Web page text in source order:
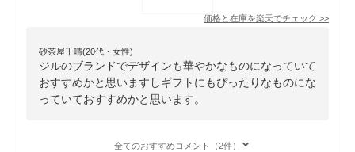
価格と在庫を楽天でチェック >>
砂茶屋千晴(20代・女性)
ジルのブランドでデザインも華やかなものになっていて
おすすめかと思いますしギフトにもぴったりなものにな
っていておすすめかと思います。
全てのおすすめコメント（2件）